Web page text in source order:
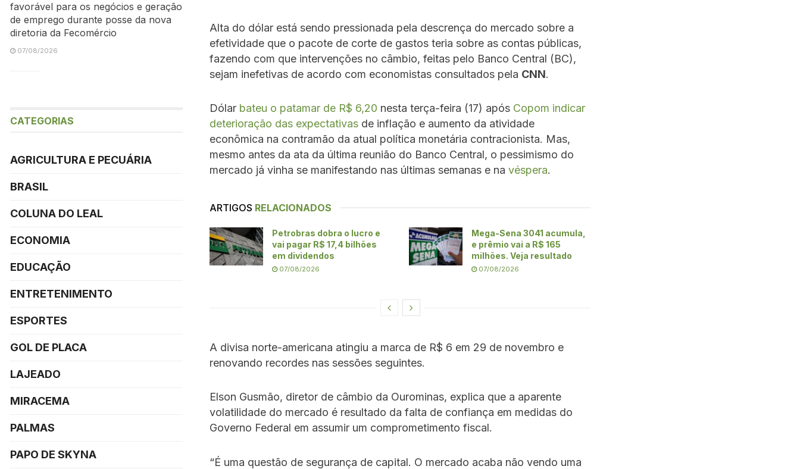
Alta do dólar está sendo pressionada pela descrença do mercado sobre a
efetividade que o pacote de corte de gastos teria sobre as contas públicas,
fazendo com que intervenções no câmbio, feitas pelo Banco Central (BC),
sejam inefetivas de acordo com economistas consultados pela CNN.
Dólar bateu o patamar de R$ 6,20 nesta terça-feira (17) após Copom indicar
deterioração das expectativas de inflação e aumento da atividade
econômica na contramão da atual política monetária contracionista. Mas,
mesmo antes da ata da última reunião do Banco Central, o pessimismo do
mercado já vinha se manifestando nas últimas semanas e na véspera.
ARTIGOS RELACIONADOS
Petrobras dobra o lucro e
vai pagar R$ 17,4 bilhões
em dividendos
07/08/2026
Mega-Sena 3041 acumula,
e prêmio vai a R$ 165
milhões. Veja resultado
07/08/2026
A divisa norte-americana atingiu a marca de R$ 6 em 29 de novembro e
renovando recordes nas sessões seguintes.
Elson Gusmão, diretor de câmbio da Ourominas, explica que a aparente
volatilidade do mercado é resultado da falta de confiança em medidas do
Governo Federal em assumir um comprometimento fiscal.
“É uma questão de segurança de capital. O mercado acaba não vendo uma
favorável para os negócios e geração
de emprego durante posse da nova
diretoria da Fecomércio
07/08/2026
CATEGORIAS
AGRICULTURA E PECUÁRIA
BRASIL
COLUNA DO LEAL
ECONOMIA
EDUCAÇÃO
ENTRETENIMENTO
ESPORTES
GOL DE PLACA
LAJEADO
MIRACEMA
PALMAS
PAPO DE SKYNA